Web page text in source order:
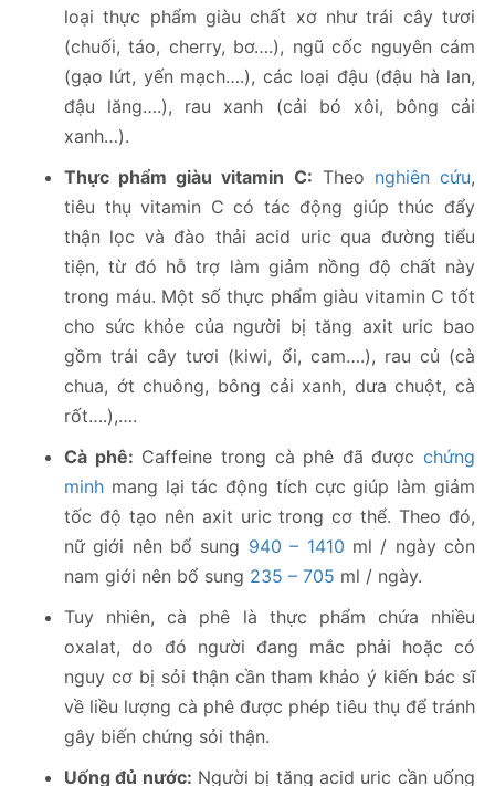
loại thực phẩm giàu chất xơ như trái cây tươi
(chuối, táo, cherry, bơ….), ngũ cốc nguyên cám
(gạo lứt, yến mạch….), các loại đậu (đậu hà lan,
đậu lăng….), rau xanh (cải bó xôi, bông cải
xanh…).
Thực phẩm giàu vitamin C: Theo nghiên cứu,
tiêu thụ vitamin C có tác động giúp thúc đẩy
thận lọc và đào thải acid uric qua đường tiểu
tiện, từ đó hỗ trợ làm giảm nồng độ chất này
trong máu. Một số thực phẩm giàu vitamin C tốt
cho sức khỏe của người bị tăng axit uric bao
gồm trái cây tươi (kiwi, ổi, cam….), rau củ (cà
chua, ớt chuông, bông cải xanh, dưa chuột, cà
rốt….),….
Cà phê: Caffeine trong cà phê đã được chứng
minh mang lại tác động tích cực giúp làm giảm
tốc độ tạo nên axit uric trong cơ thể. Theo đó,
nữ giới nên bổ sung 940 – 1410 ml / ngày còn
nam giới nên bổ sung 235 – 705 ml / ngày.
Tuy nhiên, cà phê là thực phẩm chứa nhiều
oxalat, do đó người đang mắc phải hoặc có
nguy cơ bị sỏi thận cần tham khảo ý kiến bác sĩ
về liều lượng cà phê được phép tiêu thụ để tránh
gây biến chứng sỏi thận.
Uống đủ nước: Người bị tăng acid uric cần uống